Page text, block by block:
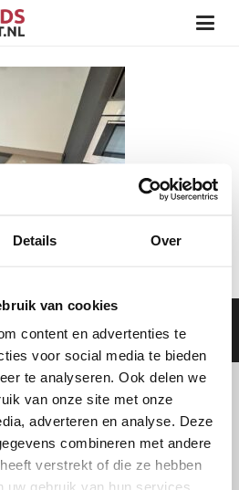
Details Over
van cookies
content en advertenties te
voor social media te bieden
te analyseren. Ook delen we
van onze site met onze
adverteren en analyse. Deze
combineren met andere
verstrekt of die ze hebben
uw gebruik van hun services.
|Garantie|Privacy Beleid